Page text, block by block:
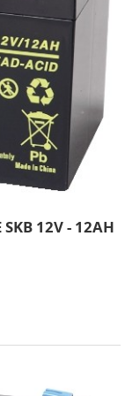
12V - 12AH